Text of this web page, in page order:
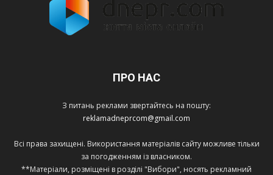
ПРО НАС
З питань реклами звертайтесь на пошту:
reklamadneprcom@gmail.com
Всі права захищені. Використання матеріалів сайту можливе тільки
за погодженням із власником.
**Матеріали, розміщені в розділі "Вибори", носять рекламний